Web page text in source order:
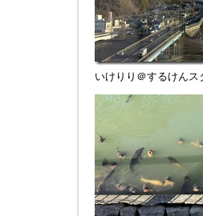
いけりり＠するけんス